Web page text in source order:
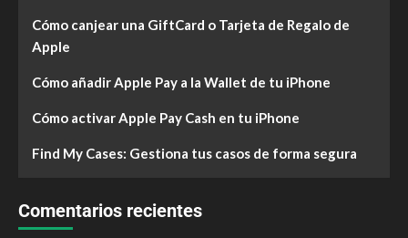
Cómo canjear una GiftCard o Tarjeta de Regalo de
Apple
Cómo añadir Apple Pay a la Wallet de tu iPhone
Cómo activar Apple Pay Cash en tu iPhone
Find My Cases: Gestiona tus casos de forma segura
Comentarios recientes